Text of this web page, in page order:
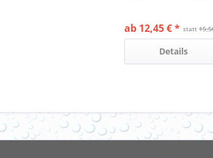
statt
ab 12,45 € *
Details